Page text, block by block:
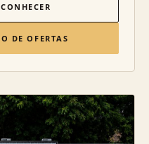
DE OFERTAS